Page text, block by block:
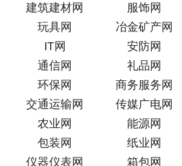
建筑建材网
服饰网
玩具网
冶金矿产网
IT网
安防网
通信网
礼品网
环保网
商务服务网
交通运输网
传媒广电网
农业网
能源网
包装网
纸业网
仪器仪表网
箱包网